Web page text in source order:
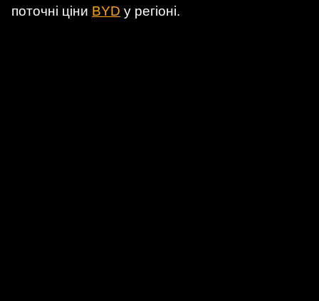
поточні ціни BYD у регіоні.